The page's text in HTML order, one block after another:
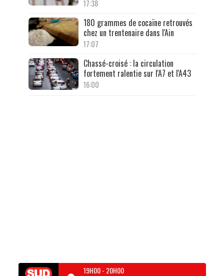
17:38
180 grammes de cocaïne retrouvés
chez un trentenaire dans l'Ain
17:07
Chassé-croisé : la circulation
fortement ralentie sur l'A7 et l'A43
16:00
19H00- 20H00